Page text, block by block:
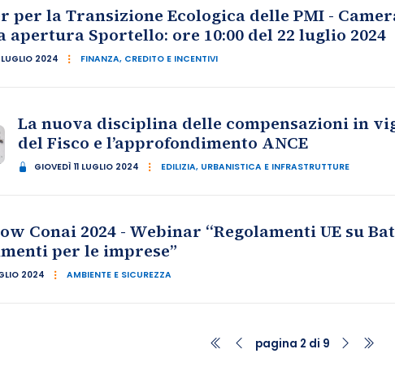
per la Transizione Ecologica delle PMI -
apertura Sportello: ore 10:00 del 22 luglio 2024
LUGLIO 2024 FINANZA, CREDITO E INCENTIVI
La nuova disciplina delle compensazioni in
del Fisco e l’approfondimento ANCE
GIOVEDÌ 11 LUGLIO 2024 EDILIZIA, URBANISTICA E INFRASTRUTTURE
Conai 2024 - Webinar “Regolamenti UE su
per le imprese”
2024 AMBIENTE E SICUREZZA
pagina 2 di 9